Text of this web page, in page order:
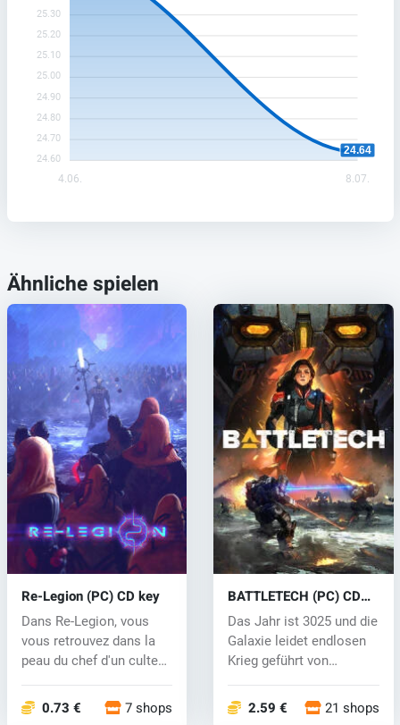
25.30
25.20
25.10
25.00
24.90
24.80
24.70
24.60
24.64
4.06. 8.07.
Ähnliche spielen
Re-Legion (PC) CD key
Dans Re-Legion, vous
vous retrouvez dans la
peau du chef d'un culte
0.73 € 7 shops
BATTLETECH (PC) CD
key
Das Jahr ist 3025 und die
Galaxie leidet endlosen
Krieg geführt von
2.59 € 21 shops